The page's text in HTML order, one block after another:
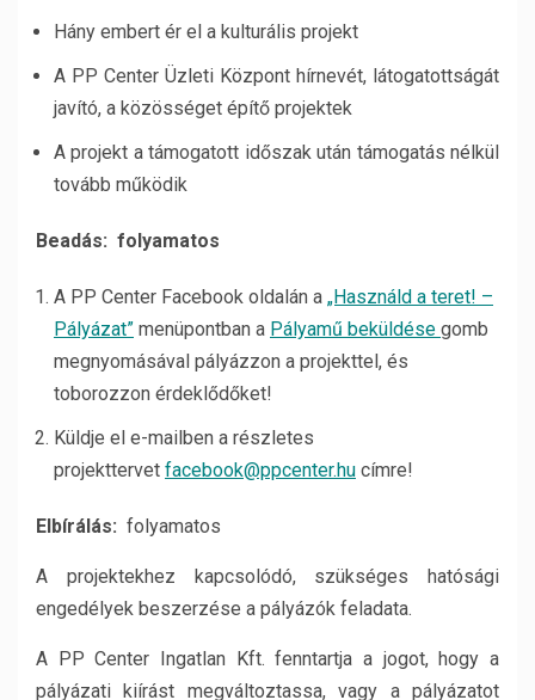
Hány embert ér el a kulturális projekt
A PP Center Üzleti Központ hírnevét, látogatottságát
javító, a közösséget építő projektek
A projekt a támogatott időszak után támogatás nélkül
tovább működik
Beadás: folyamatos
A PP Center Facebook oldalán a „Használd a teret! –
Pályázat” menüpontban a Pályamű beküldése gomb
megnyomásával pályázzon a projekttel, és
toborozzon érdeklődőket!
Küldje el e-mailben a részletes
projekttervet facebook@ppcenter.hu címre!
Elbírálás: folyamatos
A projektekhez kapcsolódó, szükséges hatósági
engedélyek beszerzése a pályázók feladata.
A PP Center Ingatlan Kft. fenntartja a jogot, hogy a
pályázati kiírást megváltoztassa, vagy a pályázatot